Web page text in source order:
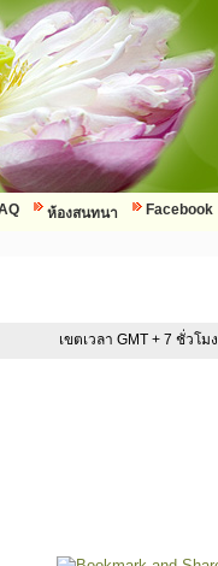
Facebook
ห้องสนทนา
เขตเวลา GMT + 7 ชั่วโมง